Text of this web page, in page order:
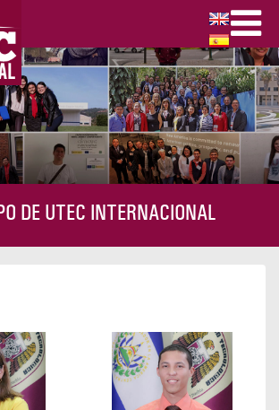
DE UTEC INTERNACIONAL